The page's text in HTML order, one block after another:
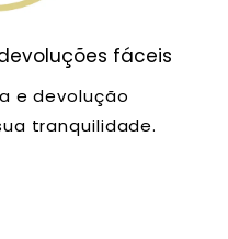
fáceis
e devolução
tranquilidade.